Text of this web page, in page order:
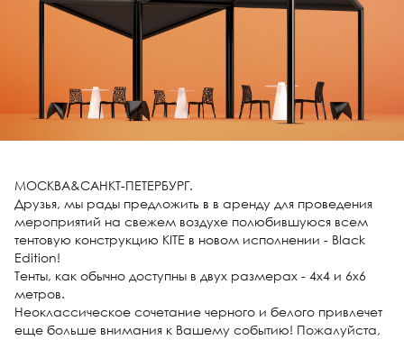
МОСКВА&САНКТ-ПЕТЕРБУРГ.
Друзья, мы рады предложить в в аренду для проведения
мероприятий на свежем воздухе полюбившуюся всем
тентовую конструкцию KITE в новом исполнении - Black
Edition!
Тенты, как обычно доступны в двух размерах - 4х4 и 6х6
метров.
Неоклассическое сочетание черного и белого привлечет
еще больше внимания к Вашему событию! Пожалуйста,